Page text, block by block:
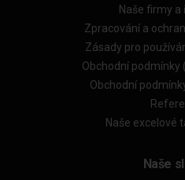
Naše firmy a
Zpracování a
Zásady pro
Obchodní
Obchodní
Naše excelové
Naše